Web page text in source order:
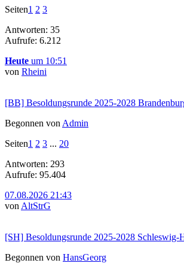
Seiten1 2 3
Antworten: 35
Aufrufe: 6.212
Heute um 10:51
von Rheini
[BB] Besoldungsrunde 2025-2028
Begonnen von Admin
Seiten1 2 3 ... 20
Antworten: 293
Aufrufe: 95.404
07.08.2026 21:43
von AltStrG
[SH] Besoldungsrunde 2025-2028 Schleswig-
Begonnen von HansGeorg